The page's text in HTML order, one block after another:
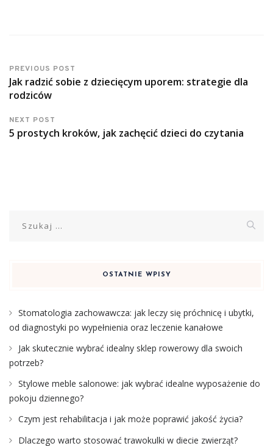
PREVIOUS POST
Jak radzić sobie z dziecięcym uporem: strategie dla
rodziców
NEXT POST
5 prostych kroków, jak zachęcić dzieci do czytania
OSTATNIE WPISY
Stomatologia zachowawcza: jak leczy się próchnicę i ubytki,
od diagnostyki po wypełnienia oraz leczenie kanałowe
Jak skutecznie wybrać idealny sklep rowerowy dla swoich
potrzeb?
Stylowe meble salonowe: jak wybrać idealne wyposażenie do
pokoju dziennego?
Czym jest rehabilitacja i jak może poprawić jakość życia?
Dlaczego warto stosować trawokulki w diecie zwierząt?